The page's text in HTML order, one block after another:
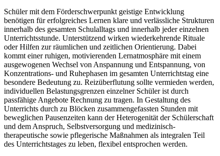
Schüler mit dem Förderschwerpunkt geistige Entwicklung
benötigen für erfolgreiches Lernen klare und verlässliche Strukturen
innerhalb des gesamten Schulalltags und innerhalb jeder einzelnen
Unterrichtsstunde. Unterstützend wirken wiederkehrende Rituale
oder Hilfen zur räumlichen und zeitlichen Orientierung. Dabei
kommt einer ruhigen, motivierenden Lernatmosphäre mit einem
ausgewogenen Wechsel von Anspannung und Entspannung, von
Konzentrations- und Ruhephasen im gesamten Unterrichtstag eine
besondere Bedeutung zu. Reizüberflutung sollte vermieden werden,
individuellen Belastungsgrenzen einzelner Schüler ist durch
passfähige Angebote Rechnung zu tragen. In Gestaltung des
Unterrichts durch zu Blöcken zusammengefassten Stunden mit
beweglichen Pausenzeiten kann der Heterogenität der Schülerschaft
und dem Anspruch, Selbstversorgung und medizinisch-
therapeutische sowie pflegerische Maßnahmen als integralen Teil
des Unterrichtstages zu leben, flexibel entsprochen werden.